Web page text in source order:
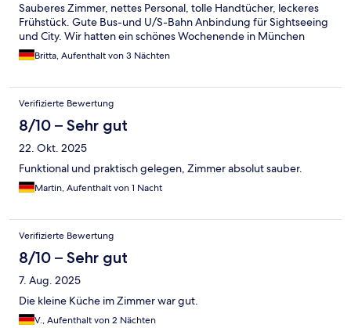
Sauberes Zimmer, nettes Personal, tolle Handtücher, leckeres
Frühstück. Gute Bus-und U/S-Bahn Anbindung für Sightseeing
und City. Wir hatten ein schönes Wochenende in München
Britta, Aufenthalt von 3 Nächten
Verifizierte Bewertung
8/10 – Sehr gut
22. Okt. 2025
Funktional und praktisch gelegen, Zimmer absolut sauber.
Martin, Aufenthalt von 1 Nacht
Verifizierte Bewertung
8/10 – Sehr gut
7. Aug. 2025
Die kleine Küche im Zimmer war gut.
V., Aufenthalt von 2 Nächten